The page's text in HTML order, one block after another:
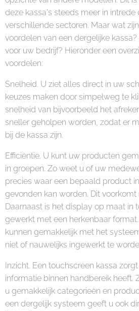
deze kassa's steeds meer in intrede
verschillende sectoren. Maar wat
voordelen van een dergelijke
voor uw bedrijf? Hieronder een
voordelen:
Snelheid. U ziet alles direct in uw
keuzes maken door simpelweg te
snelheid van bijvoorbeeld het
sneller geholpen worden, zodat er
bij de kassa zijn.
Efficiëntie. U kunt uw producten
in groepen. Zo weet u of uw
precies waar een bepaald product
gevonden kan worden. Dit
Daarnaast is het display op maat in
gewerkt met een herkenbaar
kunnen gemakkelijk met het
niet of nauwelijks ingewerkt te
Inzicht. Een touchscreen kassa
informatie binnen handbereik heeft.
u gemakkelijk categorieën en
een dergelijk systeem geeft u ook